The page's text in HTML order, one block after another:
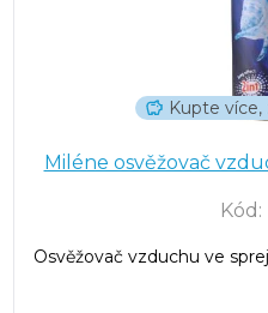
Kupte
Miléne osvěžovač
Kód :
Osvěžovač vzduchu ve